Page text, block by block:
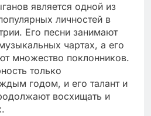
является одной из
личностей в
Его песни занимают
чартах, а его
множество поклонников.
только
годом, и его талант и
восхищать и